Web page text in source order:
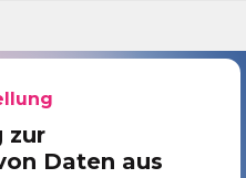
zur
Daten aus